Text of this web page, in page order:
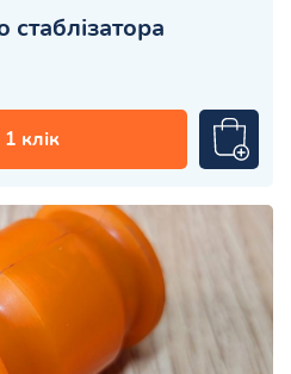
стаблізатора
клік